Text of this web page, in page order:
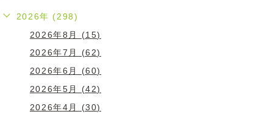
2026年 (298)
2026年8月 (15)
2026年7月 (62)
2026年6月 (60)
2026年5月 (42)
2026年4月 (30)